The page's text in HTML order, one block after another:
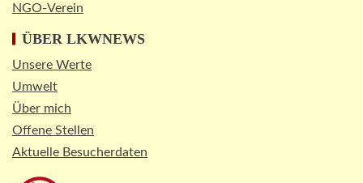
NGO-Verein
ÜBER LKWNEWS
Unsere Werte
Umwelt
Über mich
Offene Stellen
Aktuelle Besucherdaten